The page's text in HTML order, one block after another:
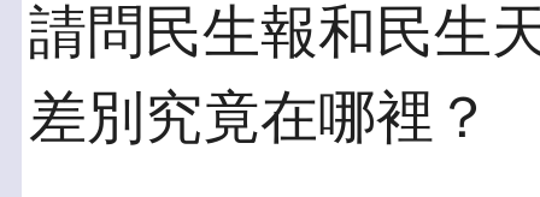
請問民生報和民生
差別究竟在哪裡？